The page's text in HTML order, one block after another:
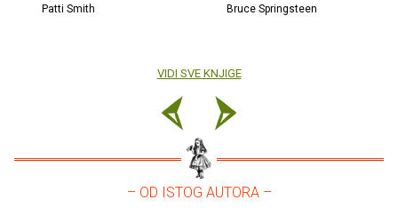
Patti Smith Bruce Springsteen
VIDI SVE KNJIGE
– OD ISTOG AUTORA –